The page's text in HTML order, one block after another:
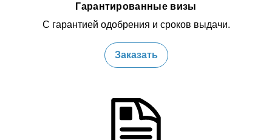
Гарантированные визы
С гарантией одобрения и сроков выдачи.
Заказать